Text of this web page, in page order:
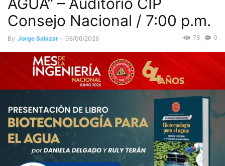
Consejo Nacional / 7:00 p.m.
By Jorge Salazar - 08/06/2026 0
78